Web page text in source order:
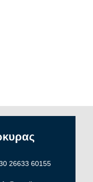
26633 60155